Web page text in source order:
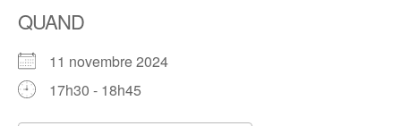
QUAND
11 novembre 2024
17h30 - 18h45